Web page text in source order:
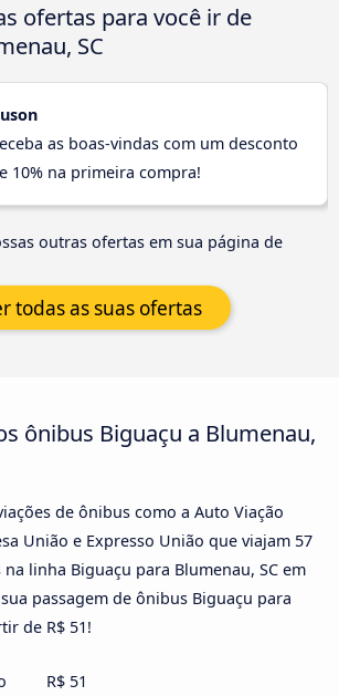
ofertas para você ir de
SC
as boas-vindas com um desconto
10% na primeira compra!
outras ofertas em sua página de
todas as suas ofertas
ônibus Biguaçu a Blumenau,
de ônibus como a Auto Viação
União e Expresso União que viajam 57
linha Biguaçu para Blumenau, SC em
passagem de ônibus Biguaçu para
de R$ 51!
R$ 51